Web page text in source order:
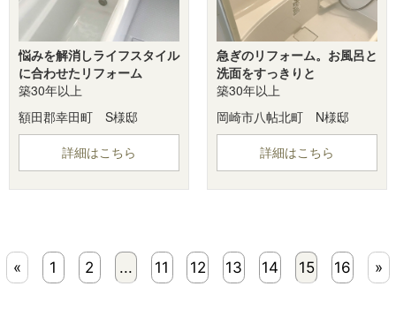
悩みを解消しライフスタイル
に合わせたリフォーム
築30年以上
額田郡幸田町 S様邸
詳細はこちら
急ぎのリフォーム。お風呂と
洗面をすっきりと
築30年以上
岡崎市八帖北町 N様邸
詳細はこちら
« 1 2 ... 11 12 13 14 15 16 »